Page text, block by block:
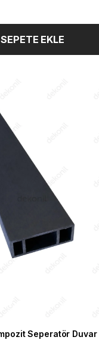
SEPETE EKLE